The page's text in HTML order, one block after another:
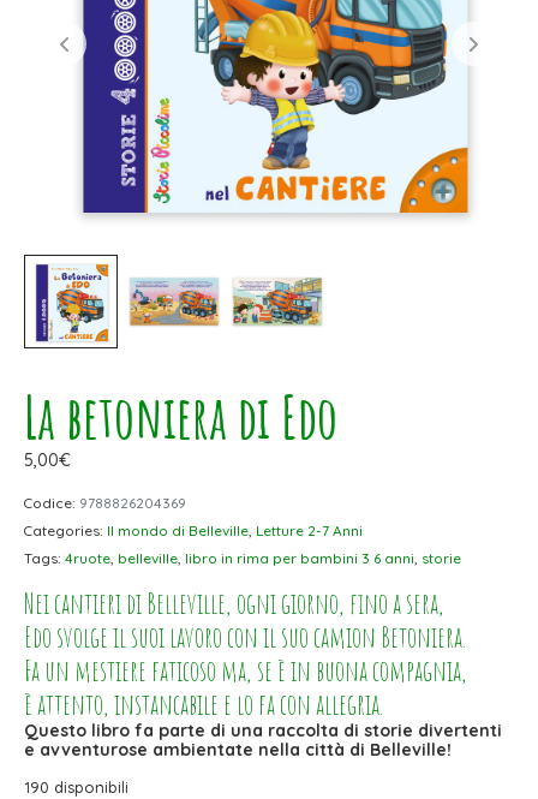
La betoniera di Edo
5,00€
Codice: 9788826204369
Categories: Il mondo di Belleville, Letture 2-7 Anni
Tags: 4ruote, belleville, libro in rima per bambini 3 6 anni, storie
Nei cantieri di Belleville, ogni giorno, fino a sera,
Edo svolge il suoi lavoro con il suo camion Betoniera.
Fa un mestiere faticoso ma, se è in buona compagnia,
è attento, instancabile e lo fa con allegria.
Questo libro fa parte di una raccolta di storie divertenti
e avventurose ambientate nella città di Belleville!
190 disponibili